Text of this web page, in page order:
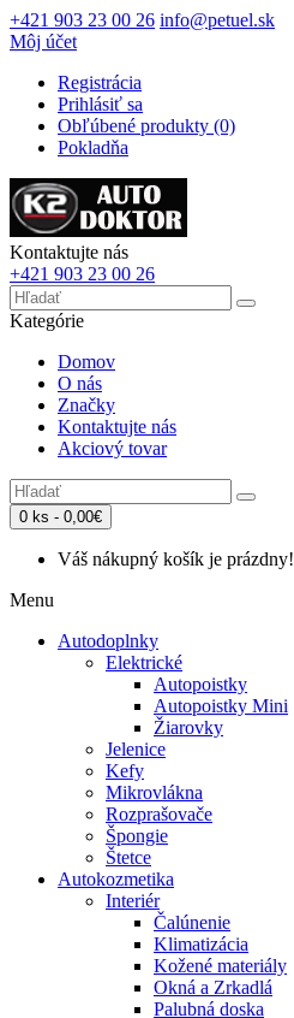
+421 903 23 00 26 info@petuel.sk
Môj účet
Registrácia
Prihlásiť sa
Obľúbené produkty (0)
Pokladňa
Kontaktujte nás
+421 903 23 00 26
Kategórie
Domov
O nás
Značky
Kontaktujte nás
Akciový tovar
0 ks - 0,00€
Váš nákupný košík je prázdny!
Menu
Autodoplnky
Elektrické
Autopoistky
Autopoistky Mini
Žiarovky
Jelenice
Kefy
Mikrovlákna
Rozprašovače
Špongie
Štetce
Autokozmetika
Interiér
Čalúnenie
Klimatizácia
Kožené materiály
Okná a Zrkadlá
Palubná doska